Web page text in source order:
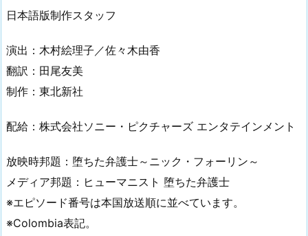
日本語版制作スタッフ
演出：木村絵理子／佐々木由香
翻訳：田尾友美
制作：東北新社
配給：株式会社ソニー・ピクチャーズ エンタテインメント
放映時邦題：堕ちた弁護士～ニック・フォーリン～
メディア邦題：ヒューマニスト 堕ちた弁護士
※エピソード番号は本国放送順に並べています。
※Colombia表記。